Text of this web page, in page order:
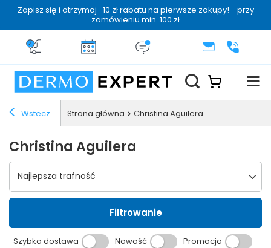
Zapisz się i otrzymaj -10 zł rabatu na pierwsze zakupy! - przy
zamówieniu min. 100 zł
Darmowa dostawa od 199 zł
14 dni na zwrotDermo konsultacjaKONTAKT+48 222
Wstecz Strona główna Christina Aguilera
Christina Aguilera
Wybierz sortowanie
Najlepsza trafność
Filtrowanie
Szybka dostawa Nowość Promocja